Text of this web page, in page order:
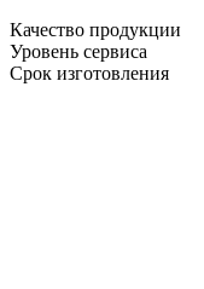
Качество продукции
Уровень сервиса
Срок изготовления